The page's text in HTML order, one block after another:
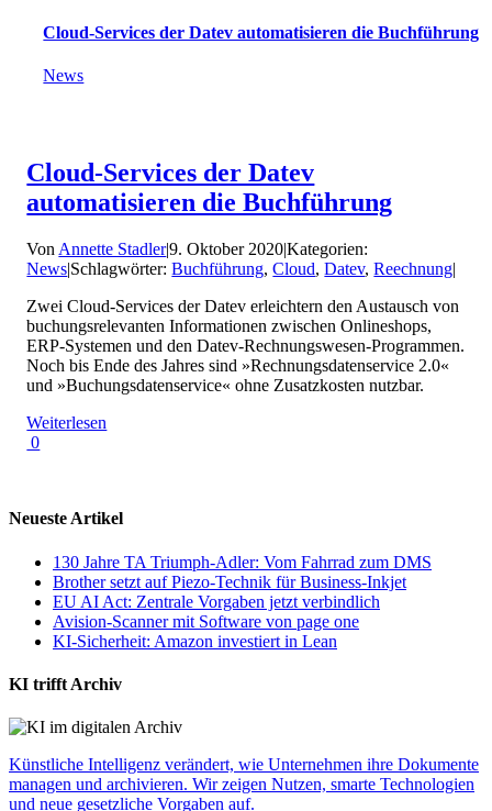
Cloud-Services der Datev automatisieren die Buchführung
News
Cloud-Services der Datev
automatisieren die Buchführung
Von Annette Stadler|9. Oktober 2020|Kategorien:
News|Schlagwörter:Buchführung,Cloud,Datev,Reechnung|
Zwei Cloud-Services der Datev erleichtern den Austausch von
buchungsrelevanten Informationen zwischen Onlineshops,
ERP-Systemen und den Datev-Rechnungswesen-Programmen.
Noch bis Ende des Jahres sind »Rechnungsdatenservice 2.0«
und »Buchungsdatenservice« ohne Zusatzkosten nutzbar.
Weiterlesen
0
Neueste Artikel
130 Jahre TA Triumph-Adler: Vom Fahrrad zum DMS
Brother setzt auf Piezo-Technik für Business-Inkjet
EU AI Act: Zentrale Vorgaben jetzt verbindlich
Avision-Scanner mit Software von page one
KI-Sicherheit: Amazon investiert in Lean
KI trifft Archiv
Künstliche Intelligenz verändert, wie Unternehmen ihre Dokumente
managen und archivieren. Wir zeigen Nutzen, smarte Technologien
und neue gesetzliche Vorgaben auf.